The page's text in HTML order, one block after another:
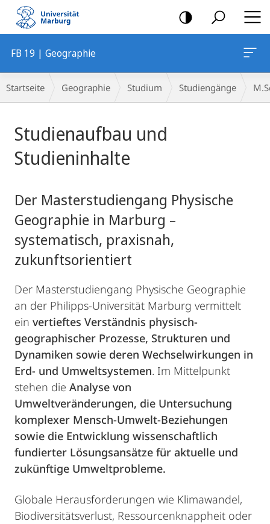
Mobile-
Navigation
FB 19 | Geographie
Breadcrumb-
Navigation
Startseite Geographie Studium Studiengänge
Studienaufbau und
Studieninhalte
Der Masterstudiengang Physische
Geographie in Marburg –
systematisch, praxisnah,
zukunftsorientiert
Der Masterstudiengang Physische Geographie
an der Philipps-Universität Marburg vermittelt
ein vertieftes Verständnis physisch-
geographischer Prozesse, Strukturen und
Dynamiken sowie deren Wechselwirkungen in
Erd- und Umweltsystemen. Im Mittelpunkt
stehen die Analyse von
Umweltveränderungen, die Untersuchung
komplexer Mensch-Umwelt-Beziehungen
sowie die Entwicklung wissenschaftlich
fundierter Lösungsansätze für aktuelle und
zukünftige Umweltprobleme.
Globale Herausforderungen wie Klimawandel,
Biodiversitätsverlust, Ressourcenknappheit oder